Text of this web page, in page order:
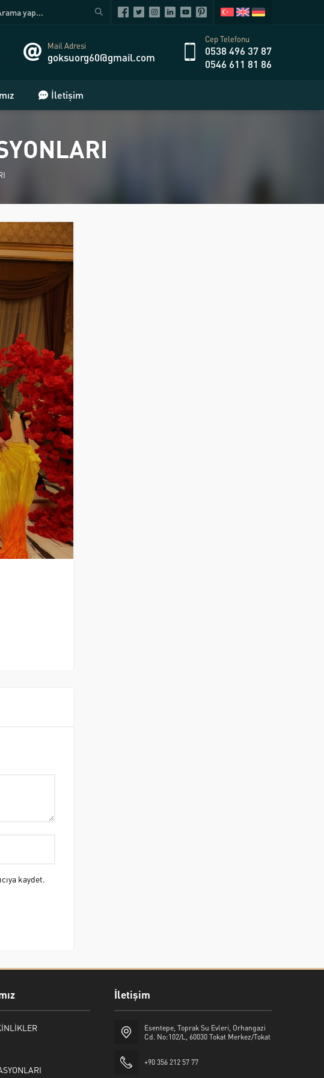
Mail Adresi
goksuorg60@gmail.com
Cep Telefonu
0538 496 37 87
0546 611 81 86
İletişim
kaydet.
İletişim
Esentepe, Toprak Su Evleri, Orhangazi
Cd. No:102/L, 60030 Tokat Merkez/Tokat
+90 356 212 57 77